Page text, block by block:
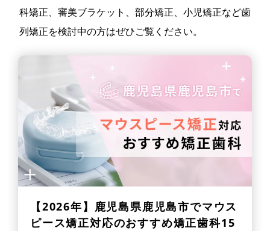
科矯正、審美ブラケット、部分矯正、小児矯正など歯
列矯正を検討中の方はぜひご覧ください。
【2026年】 鹿児島県鹿児島市でマウス
ピース矯正対応のおすすめ矯正歯科15